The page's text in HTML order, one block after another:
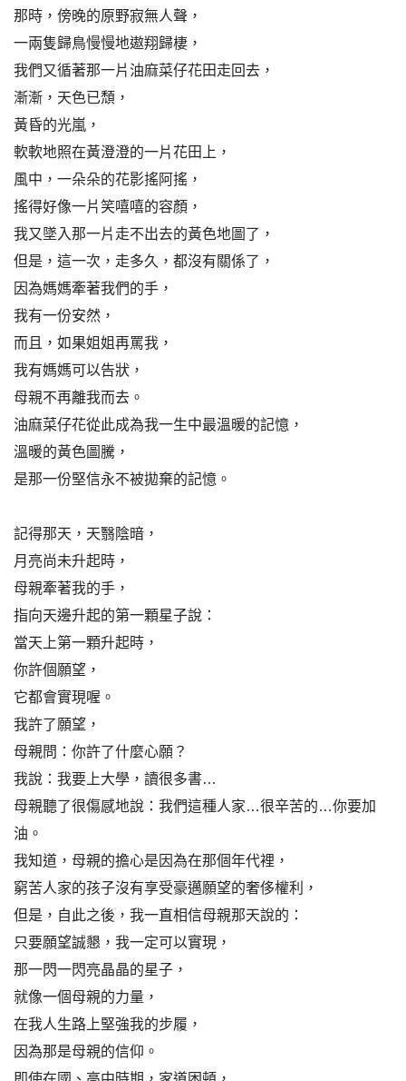
那時，傍晚的原野寂無人聲，
一兩隻歸鳥慢慢地遨翔歸棲，
我們又循著那一片油麻菜仔花田走回去，
漸漸，天色已頹，
黃昏的光嵐，
軟軟地照在黃澄澄的一片花田上，
風中，一朵朵的花影搖阿搖，
搖得好像一片笑嘻嘻的容顏，
我又墜入那一片走不出去的黃色地圖了，
但是，這一次，走多久，都沒有關係了，
因為媽媽牽著我們的手，
我有一份安然，
而且，如果姐姐再罵我，
我有媽媽可以告狀，
母親不再離我而去。
油麻菜仔花從此成為我一生中最溫暖的記憶，
溫暖的黃色圖騰，
是那一份堅信永不被拋棄的記憶。
記得那天，天翳陰暗，
月亮尚未升起時，
母親牽著我的手，
指向天邊升起的第一顆星子說：
當天上第一顆升起時，
你許個願望，
它都會實現喔。
我許了願望，
母親問：你許了什麼心願？
我說：我要上大學，讀很多書…
母親聽了很傷感地說：我們這種人家…很辛苦的…你要加
油。
我知道，母親的擔心是因為在那個年代裡，
窮苦人家的孩子沒有享受豪邁願望的奢侈權利，
但是，自此之後，我一直相信母親那天說的：
只要願望誠懇，我一定可以實現，
那一閃一閃亮晶晶的星子，
就像一個母親的力量，
在我人生路上堅強我的步履，
因為那是母親的信仰。